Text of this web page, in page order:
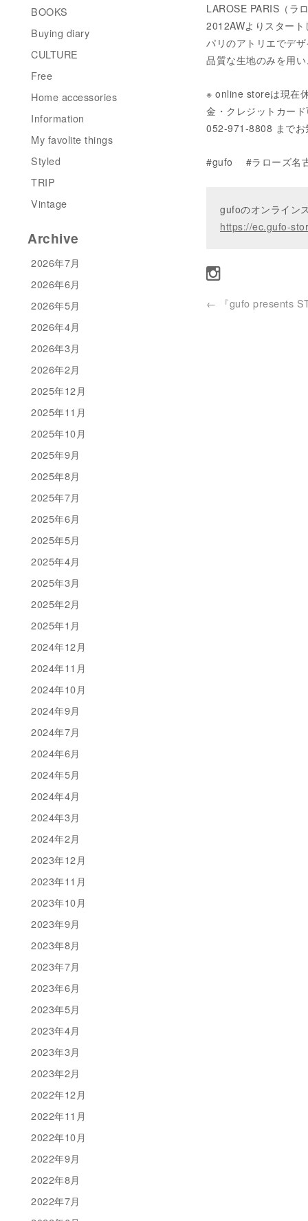
LAROSE PARIS（ラ
2012AWよりスター
パリのアトリエでデ
品質な生地のみを用
※ online storeは現在
金・クレジットカー
052-971-8808 までお
#gufo #ラローズ名
gufoのオンライン
https://ec.gufo-
← 『gufo presents
BOOKS
Buying diary
CULTURE
Free
Home accessories
Information
My favolite things
Styled
TRIP
Vintage
Archive
2026年7月
2026年6月
2026年5月
2026年4月
2026年3月
2026年2月
2025年12月
2025年11月
2025年10月
2025年9月
2025年8月
2025年7月
2025年6月
2025年5月
2025年4月
2025年3月
2025年2月
2025年1月
2024年12月
2024年11月
2024年10月
2024年9月
2024年7月
2024年6月
2024年5月
2024年4月
2024年3月
2024年2月
2023年12月
2023年11月
2023年10月
2023年9月
2023年8月
2023年7月
2023年6月
2023年5月
2023年4月
2023年3月
2023年2月
2022年12月
2022年11月
2022年10月
2022年9月
2022年8月
2022年7月